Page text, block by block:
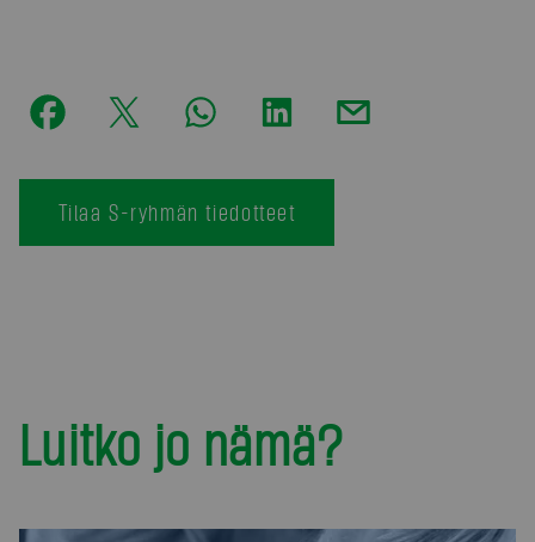
Tilaa S-ryhmän tiedotteet
Luitko jo nämä?